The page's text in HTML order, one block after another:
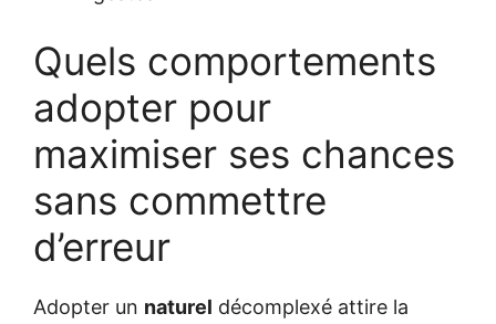
Quels comportements
adopter pour
maximiser ses chances
sans commettre
d’erreur
Adopter un naturel décomplexé attire la